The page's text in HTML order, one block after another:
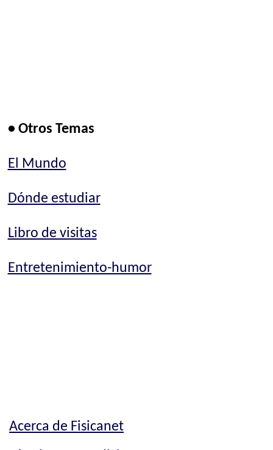
• Otros Temas
El Mundo
Dónde estudiar
Libro de visitas
Entretenimiento-humor
Acerca de Fisicanet